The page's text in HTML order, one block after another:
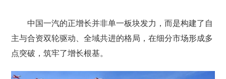
中国一汽的正增长并非单一板块发力，而是构建了自
主与合资双轮驱动、全域共进的格局，在细分市场形成多
点突破，筑牢了增长根基。